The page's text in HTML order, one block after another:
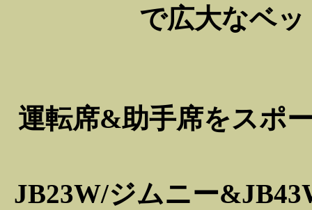
で広大なベ
運転席&助手席をスポ
JB23W/ジムニー